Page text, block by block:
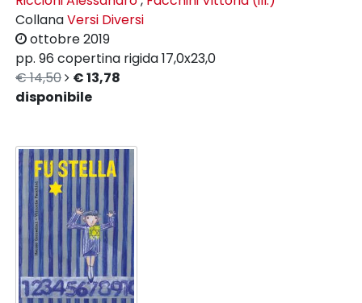
CollanaVersi Diversi
ottobre 2019
pp. 96 copertina rigida17,0x23,0
€ 14,50
€ 13,78
disponibile